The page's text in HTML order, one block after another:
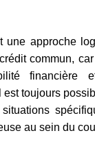
une approche
commun,
financière
toujours
au sein du